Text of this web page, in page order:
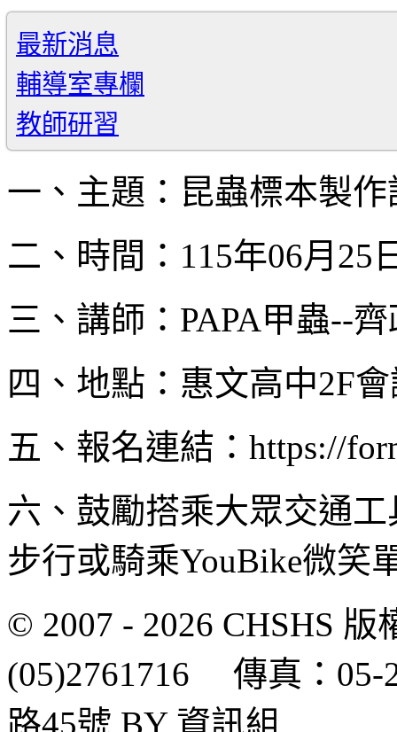
最新消息
輔導室專欄
教師研習
一、主題：昆蟲標本製作
二、時間：115年06月25
三、講師：PAPA甲蟲--
四、地點：惠文高中2F
五、報名連結：https://
六、鼓勵搭乘大眾交通
步行或騎乘YouBike微笑
© 2007 - 2026 CHSHS
(05)2761716 傳真：05-
路45號 BY 資訊組